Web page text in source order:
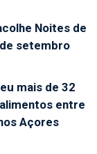
Noites de
setembro
mais de 32
entre
Açores